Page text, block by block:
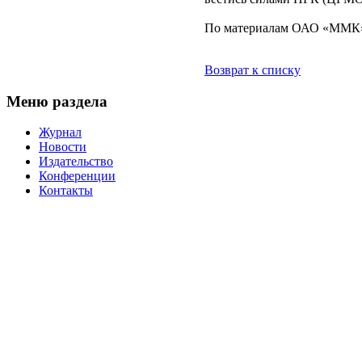
По материалам ОАО
Возврат к списку
Меню раздела
Журнал
Новости
Издательство
Конференции
Контакты